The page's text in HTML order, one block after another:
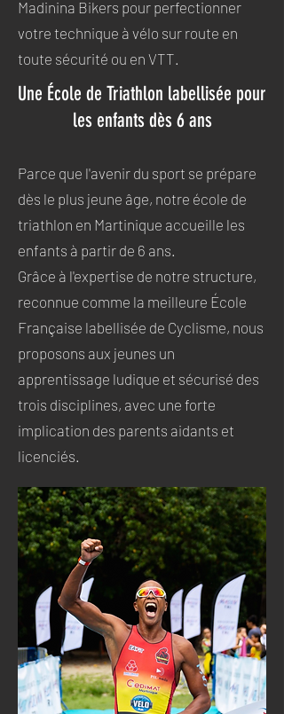
Madinina Bikers pour perfectionner
votre technique à vélo sur route en
toute sécurité ou en VTT.
Une École de Triathlon labellisée pour
les enfants dès 6 ans
Parce que l'avenir du sport se prépare
dès le plus jeune âge, notre école de
triathlon en Martinique accueille les
enfants à partir de 6 ans.
Grâce à l'expertise de notre structure,
reconnue comme la meilleure École
Française labellisée de Cyclisme, nous
proposons aux jeunes un
apprentissage ludique et sécurisé des
trois disciplines, avec une forte
implication des parents aidants et
licenciés.